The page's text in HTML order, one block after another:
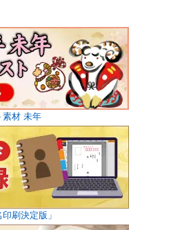
素材 未年
刷決定版」